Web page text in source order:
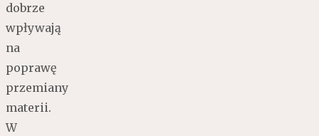
dobrze
wpływają
na
poprawę
przemiany
materii.
W